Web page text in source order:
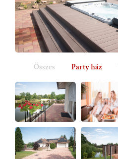
Összes Party ház